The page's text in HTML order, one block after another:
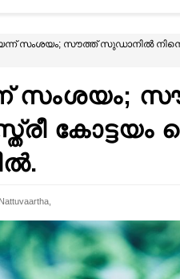
സംശയം; സൗത്ത് സുഡാനിൽ
സംശയം;
Nattuvaartha,